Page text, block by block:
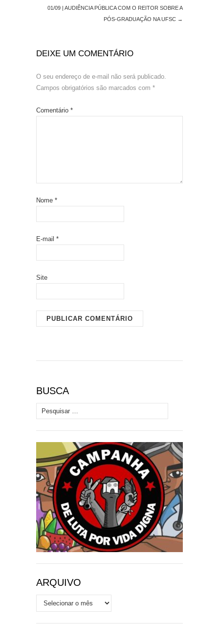
01/09 | AUDIÊNCIA PÚBLICA COM O REITOR SOBRE A
PÓS-GRADUAÇÃO NA UFSC →
DEIXE UM COMENTÁRIO
O seu endereço de e-mail não será publicado.
Campos obrigatórios são marcados com *
Comentário *
Nome *
E-mail *
Site
BUSCA
Pesquisar por:
ARQUIVO
Arquivo